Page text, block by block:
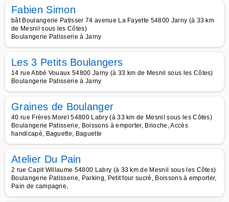
Fabien Simon
bât Boulangerie Patisser 74 avenue La Fayette 54800 Jarny (à 33 km
de Mesnil sous les Côtes)
Boulangerie Patisserie à Jarny
Les 3 Petits Boulangers
14 rue Abbé Vouaux 54800 Jarny (à 33 km de Mesnil sous les Côtes)
Boulangerie Patisserie à Jarny
Graines de Boulanger
40 rue Frères Morel 54800 Labry (à 33 km de Mesnil sous les Côtes)
Boulangerie Patisserie, Boissons à emporter, Brioche, Accès
handicapé, Baguette, Baguette
Atelier Du Pain
2 rue Capit Willaume 54800 Labry (à 33 km de Mesnil sous les Côtes)
Boulangerie Patisserie, Parking, Petit four sucré, Boissons à emporter,
Pain de campagne,